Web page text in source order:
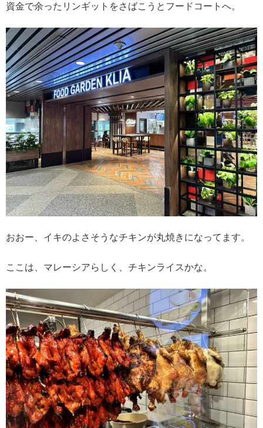
資金で余ったリンギットをさばこうとフードコートへ。
おおー、イキのよさそうなチキンが丸焼きになってます。
ここは、マレーシアらしく、チキンライスかな。